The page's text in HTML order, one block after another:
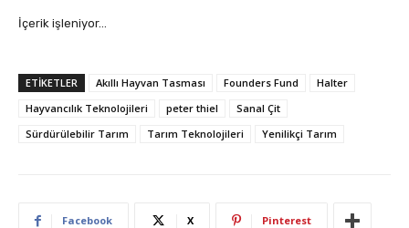
İçerik işleniyor…
ETIKETLER Akıllı Hayvan Tasması Founders Fund
Halter
Hayvancılık Teknolojileri
peter thiel
Sanal Çit
Sürdürülebilir Tarım
Tarım Teknolojileri Yenilikçi Tarım
Facebook X Pinterest